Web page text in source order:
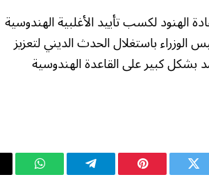
الهنود لكسب تأييد الأغلبية الهندوسية
باستغلال الحدث الديني لتعزيز
بشكل كبير على القاعدة الهندوسية
تويتر بينتيريستتيلقرام واتساب